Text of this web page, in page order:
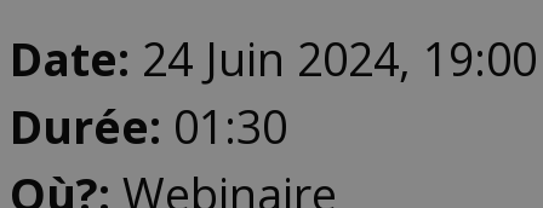
Date: 24 Juin 2024, 19:00
Durée: 01:30
Où?: Webinaire